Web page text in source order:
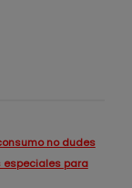
no dudes
especiales para